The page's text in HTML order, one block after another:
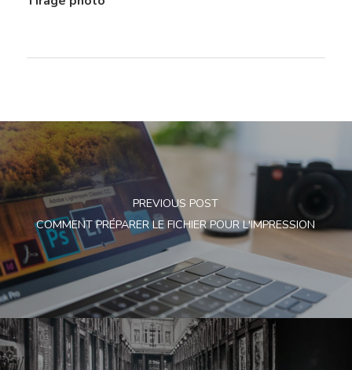
PREVIOUS POST
COMMENT PRÉPARER LE FICHIER POUR L'IMPRESSION